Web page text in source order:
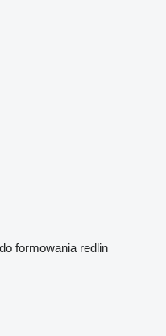
formowania redlin